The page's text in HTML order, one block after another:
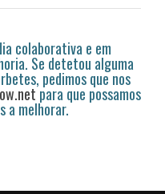
colaborativa e em
Se detetou alguma
pedimos que nos
para que possamos
a melhorar.